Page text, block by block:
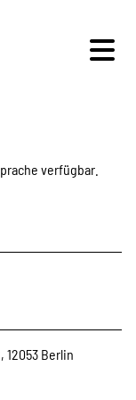
verfügbar.
12053 Berlin